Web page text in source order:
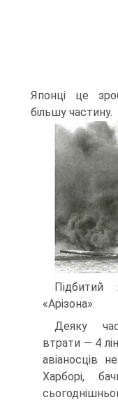
Японці це
більшу частину.
Підбитий
«Арізона».
Деяку
втрати — 4
авіаносців
Харборі,